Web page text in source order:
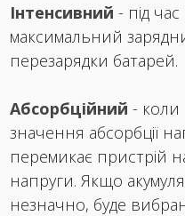
Інтенсивний - під час
максимальний
перезарядки батарей.
Абсорбційний - коли
значення абсорбції
перемикає пристрій
напруги. Якщо
незначно, буде